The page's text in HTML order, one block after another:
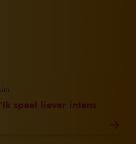
speel liever intens